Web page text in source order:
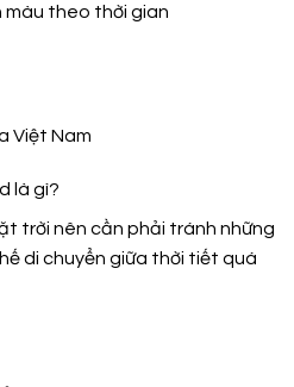
màu theo thời gian
Việt Nam
là gì?
trời nên cần phải tránh những
di chuyển giữa thời tiết quá